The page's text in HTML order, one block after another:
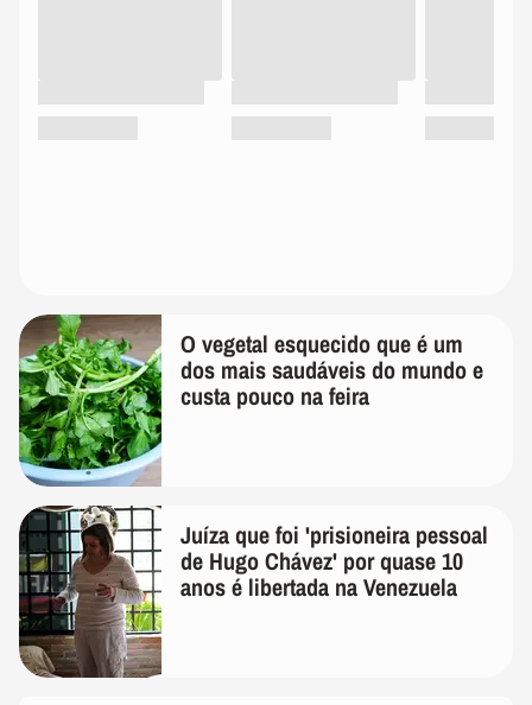
O vegetal esquecido que é um
dos mais saudáveis do mundo e
custa pouco na feira
Juíza que foi 'prisioneira pessoal
de Hugo Chávez' por quase 10
anos é libertada na Venezuela